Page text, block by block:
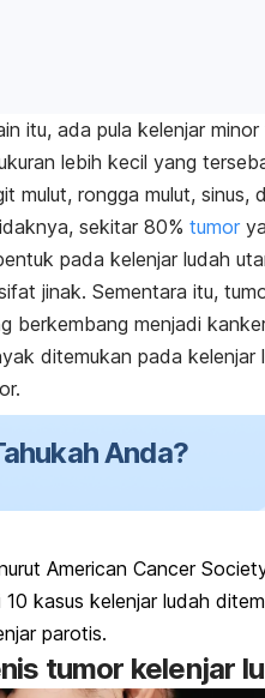
itu, ada pula kelenjar minor
lebih kecil yang
mulut, rongga mulut, sinus,
sekitar 80% tumor
pada kelenjar ludah
jinak. Sementara itu,
berkembang menjadi
ditemukan pada kelenjar
Anda?
American Cancer
10 kasus kelenjar ludah
parotis.
tumor kelenjar